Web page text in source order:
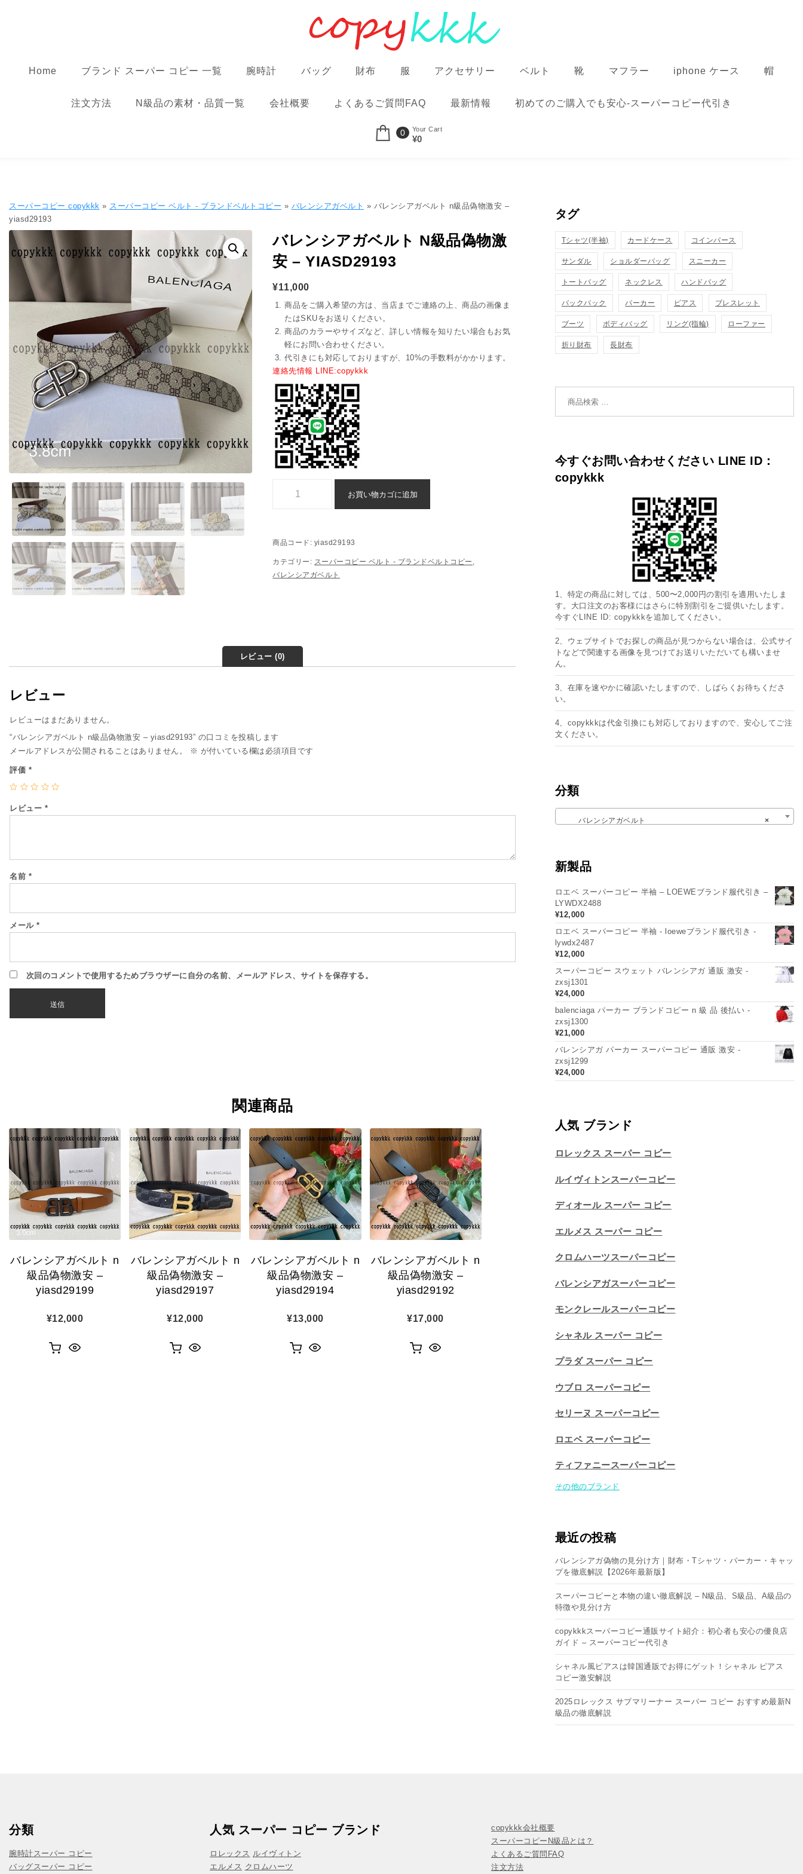
Home ブランド スーパー コピー 一覧 腕時計 バッグ 財布 服 アクセサリー ベルト 靴 マフラー iphone ケース 帽
注文方法 N級品の素材・品質一覧 会社概要 よくあるご質問FAQ 最新情報 初めてのご購入でも安心-スーパーコピー代引き
0 Your Cart
¥0
スーパーコピー copykkk » スーパーコピー ベルト - ブランドベルトコピー » バレンシアガベルト » バレンシアガベルト n級品偽物激安 –
yiasd29193
バレンシアガベルト N級品偽物激
安 – YIASD29193
¥11,000
商品をご購入希望の方は、当店までご連絡の上、商品の画像ま
たはSKUをお送りください。
商品のカラーやサイズなど、詳しい情報を知りたい場合もお気
軽にお問い合わせください。
代引きにも対応しておりますが、10%の手数料がかかります。
連絡先情報 LINE:copykkk
お買い物カゴに追加
商品コード: yiasd29193
カテゴリー: スーパーコピー ベルト - ブランドベルトコピー
バレンシアガベルト
レビュー (0)
レビュー
レビューはまだありません。
“バレンシアガベルト n級品偽物激安 – yiasd29193” の口コミを投稿します
メールアドレスが公開されることはありません。
※ が付いている欄は必須項目です
評価 *
レビュー *
名前 *
メール *
次回のコメントで使用するためブラウザーに自分の名前、メールアドレス、サイトを保存する。
関連商品
バレンシアガベルト n
級品偽物激安 –
yiasd29199
¥12,000
バレンシアガベルト n
級品偽物激安 –
yiasd29197
¥12,000
バレンシアガベルト n
級品偽物激安 –
yiasd29194
¥13,000
バレンシアガベルト n
級品偽物激安 –
yiasd29192
¥17,000
タグ
Tシャツ(半袖) カードケース コインパース
サンダル ショルダーバッグ スニーカー
トートバッグ ネックレス ハンドバッグ
バックパック パーカー ピアス ブレスレット
ブーツ ボディバッグ リング(指輪) ローファー
折り財布 長財布
今すぐお問い合わせください LINE ID：
copykkk
1、特定の商品に対しては、500〜2,000円の割引を適用いたしま
す。大口注文のお客様にはさらに特別割引をご提供いたします。
今すぐLINE ID: copykkkを追加してください。
2、ウェブサイトでお探しの商品が見つからない場合は、公式サイ
トなどで関連する画像を見つけてお送りいただいても構いませ
ん。
3、在庫を速やかに確認いたしますので、しばらくお待ちくださ
い。
4、copykkkは代金引換にも対応しておりますので、安心してご注
文ください。
分類
×
バレンシアガベルト
新製品
ロエベ スーパーコピー 半袖 – LOEWEブランド服代引き –
LYWDX2488
¥12,000
ロエベ スーパーコピー 半袖 - loeweブランド服代引き -
lywdx2487
¥12,000
スーパーコピー スウェット バレンシアガ 通販 激安 -
zxsj1301
¥24,000
balenciaga パーカー ブランドコピー n 級 品 後払い -
zxsj1300
¥21,000
バレンシアガ パーカー スーパーコピー 通販 激安 -
zxsj1299
¥24,000
人気 ブランド
ロレックス スーパー コピー
ルイヴィトンスーパーコピー
ディオール スーパー コピー
エルメス スーパー コピー
クロムハーツスーパーコピー
バレンシアガスーパーコピー
モンクレールスーパーコピー
シャネル スーパー コピー
プラダ スーパー コピー
ウブロ スーパーコピー
セリーヌ スーパーコピー​
ロエベ スーパーコピー
ティファニースーパーコピー
その他のブランド
最近の投稿
バレンシアガ偽物の見分け方｜財布・Tシャツ・パーカー・キャッ
プを徹底解説【2026年最新版】
スーパーコピーと本物の違い徹底解説 – N級品、S級品、A級品の
特徴や見分け方
copykkkスーパーコピー通販サイト紹介：初心者も安心の優良店
ガイド – スーパーコピー代引き
シャネル風ピアスは韓国通販でお得にゲット！シャネル ピアス
コピー​激安解説
2025ロレックス サブマリーナー スーパー コピー おすすめ最新N
級品の徹底解説
分類
腕時計スーパー コピー
バッグスーパー コピー
人気 スーパー コピー ブランド
ロレックス ルイヴィトン
エルメス クロムハーツ
copykkk会社概要
スーパーコピーN級品とは？
よくあるご質問FAQ
注文方法